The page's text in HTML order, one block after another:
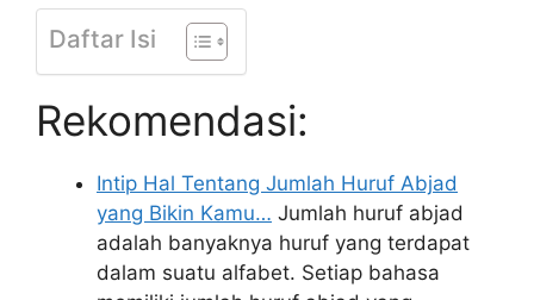
Daftar Isi
Rekomendasi:
Intip Hal Tentang Jumlah Huruf Abjad
yang Bikin Kamu… Jumlah huruf abjad
adalah banyaknya huruf yang terdapat
dalam suatu alfabet. Setiap bahasa